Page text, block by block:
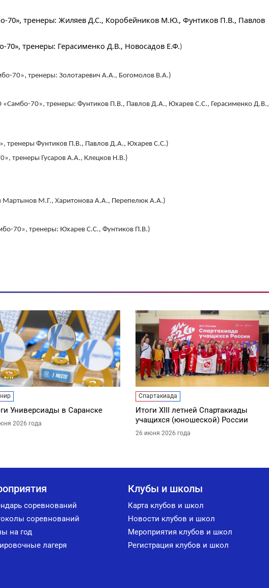
70», тренеры: Жиляев Д.С., Коробейников М.Ю., Фунтиков П.В., Павлов
тренеры: Герасименко Д.В., Новосадов Е.Ф.)
70», тренеры: Золотаревич А.А., Богомолов В.А.)
70», тренеры: Фунтиков П.В., Павлов Д.А., Юхарев С.С., Герасименко Д.В.,
тренеры Фунтиков П.В., Павлов Д.А., Юхарев С.С.)
тренеры Гусаров А.А., Клецков Н.В.)
М.Г., Харитонова А.А., Перепелюк А.А.)
70», тренеры: Юхарев С.С., Фунтиков П.В.)
Универсиады в Саранске
2026 года
Спартакиада
Итоги XIII летней Спартакиады
учащихся (юношеской) России
26 июня 2026 года
соревнований
соревнований
на год
лагеря
Клубы и школы
Карта клубов и школ
Новости клубов и школ
Мероприятия клубов и школ
Регистрация клубов и школ